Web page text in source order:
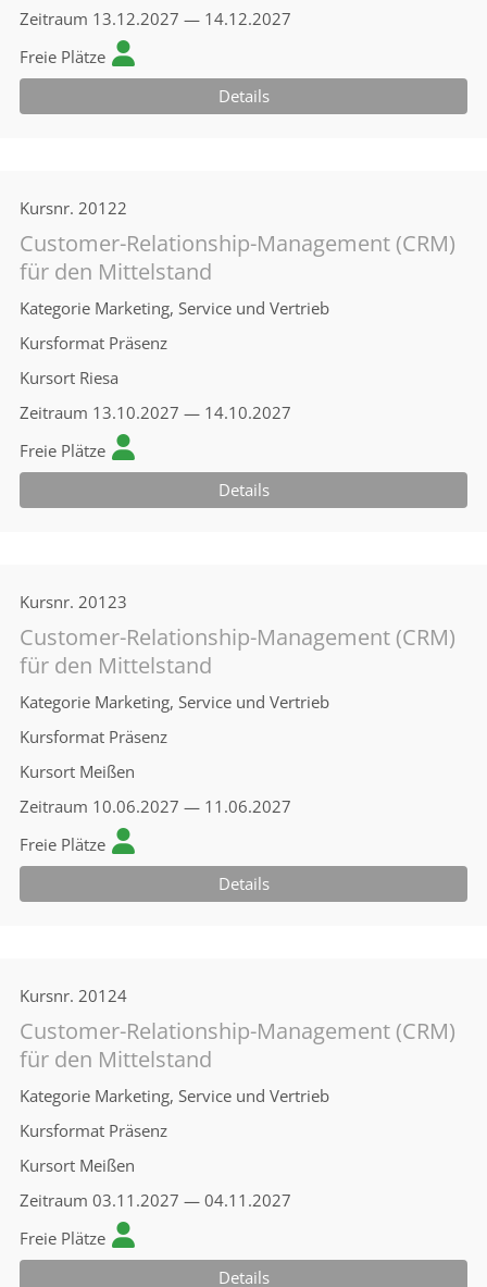
Zeitraum 13.12.2027 — 14.12.2027
Freie Plätze
Details
Kursnr. 20122
Customer-Relationship-Management (CRM)
für den Mittelstand
Kategorie Marketing, Service und Vertrieb
Kursformat Präsenz
Kursort Riesa
Zeitraum 13.10.2027 — 14.10.2027
Freie Plätze
Details
Kursnr. 20123
Customer-Relationship-Management (CRM)
für den Mittelstand
Kategorie Marketing, Service und Vertrieb
Kursformat Präsenz
Kursort Meißen
Zeitraum 10.06.2027 — 11.06.2027
Freie Plätze
Details
Kursnr. 20124
Customer-Relationship-Management (CRM)
für den Mittelstand
Kategorie Marketing, Service und Vertrieb
Kursformat Präsenz
Kursort Meißen
Zeitraum 03.11.2027 — 04.11.2027
Freie Plätze
Details